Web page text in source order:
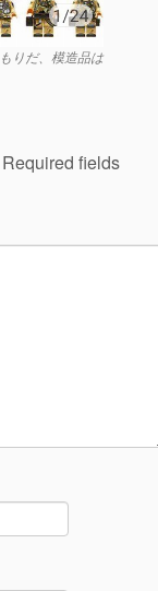
りだ、模造品は
Required fields